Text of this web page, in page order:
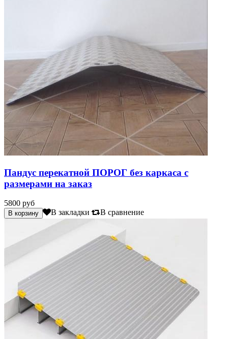
Пандус перекатной ПОРОГ без каркаса с
размерами на заказ
5800 руб
В закладки В сравнение